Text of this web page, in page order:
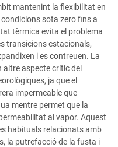
mantenint la flexibilitat en
sota zero fins a
tèrmica evita el problema
transicions estacionals,
i es contreuen. La
aspecte crític del
ja que el
impermeable que
mentre permet que la
al vapor. Aquest
habituals relacionats amb
la putrefacció de la fusta i